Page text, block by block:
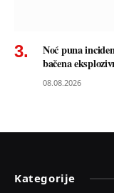
Noć puna
bačena
08.08.2026
Kategorije